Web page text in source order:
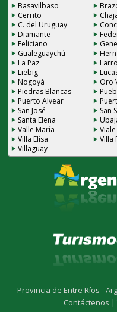
Basavilbaso
Cerrito
C. del Uruguay
Diamante
Feliciano
Gualeguaychú
La Paz
Liebig
Nogoyá
Oro
Piedras Blancas
Puerto Alvear
San José
San
Santa Elena
Valle María
Viale
Villa Elisa
Villa
Villaguay
Provincia de Entre Ríos -
Contáctenos |